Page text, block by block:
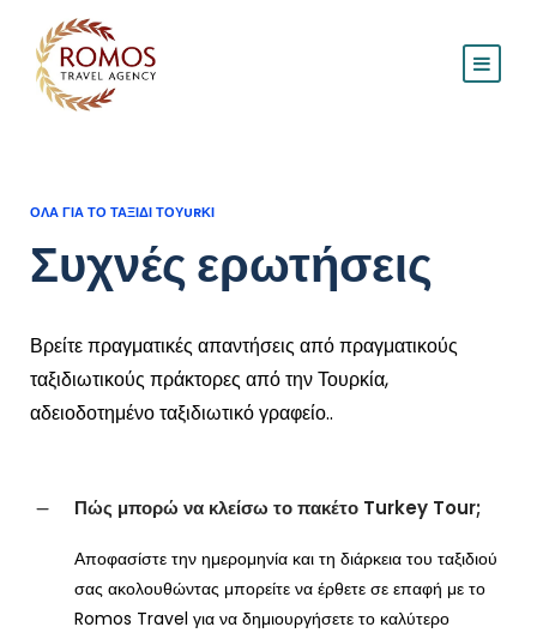
ΟΛΑ ΓΙΑ ΤΟ ΤΑΞΙΔΙ ΤΟΥURΚΙ
Συχνές ερωτήσεις
Βρείτε πραγματικές απαντήσεις από πραγματικούς
ταξιδιωτικούς πράκτορες από την Τουρκία,
αδειοδοτημένο ταξιδιωτικό γραφείο..
Πώς μπορώ να κλείσω το πακέτο Turkey Tour;
Αποφασίστε την ημερομηνία και τη διάρκεια του ταξιδιού
σας ακολουθώντας μπορείτε να έρθετε σε επαφή με το
Romos Travel για να δημιουργήσετε το καλύτερο